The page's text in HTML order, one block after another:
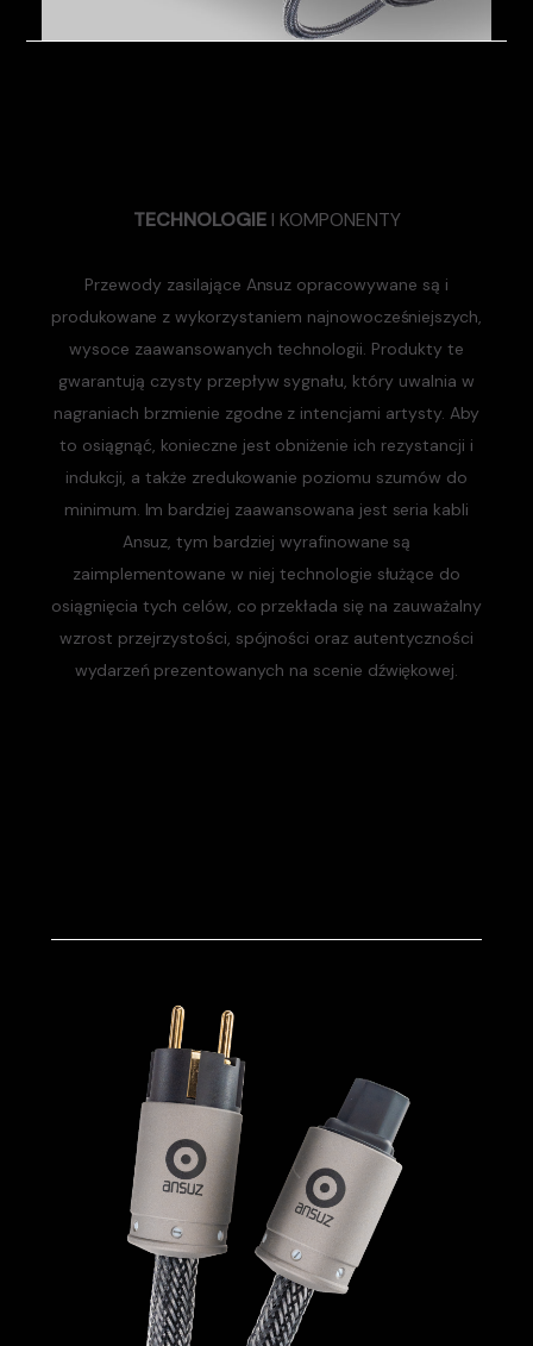
TECHNOLOGIE I KOMPONENTY
Przewody zasilające Ansuz opracowywane są i
produkowane z wykorzystaniem najnowocześniejszych,
wysoce zaawansowanych technologii. Produkty te
gwarantują czysty przepływ sygnału, który uwalnia w
nagraniach brzmienie zgodne z intencjami artysty. Aby
to osiągnąć, konieczne jest obniżenie ich rezystancji i
indukcji, a także zredukowanie poziomu szumów do
minimum. Im bardziej zaawansowana jest seria kabli
Ansuz, tym bardziej wyrafinowane są
zaimplementowane w niej technologie służące do
osiągnięcia tych celów, co przekłada się na zauważalny
wzrost przejrzystości, spójności oraz autentyczności
wydarzeń prezentowanych na scenie dźwiękowej.